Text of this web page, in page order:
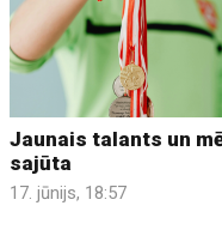
Jaunais talants un
sajūta
17. jūnijs, 18:57